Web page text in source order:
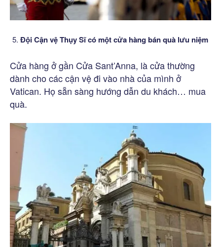
Đội Cận vệ Thụy Sĩ có một cửa hàng bán quà lưu niệm
Cửa hàng ở gần Cửa Sant’Anna, là cửa thường
dành cho các cận vệ đi vào nhà của mình ở
Vatican. Họ sẵn sàng hướng dẫn du khách… mua
quà.